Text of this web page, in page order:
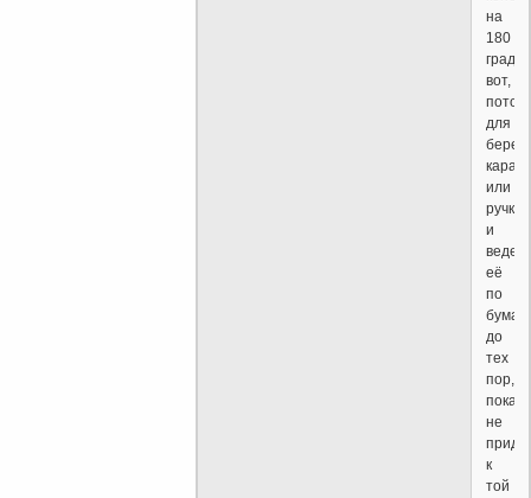
на
180
вот,
потом
для
берем
или
ручку
и
ведем
её
по
бумаге
до
тех
пор,
пока
не
к
той